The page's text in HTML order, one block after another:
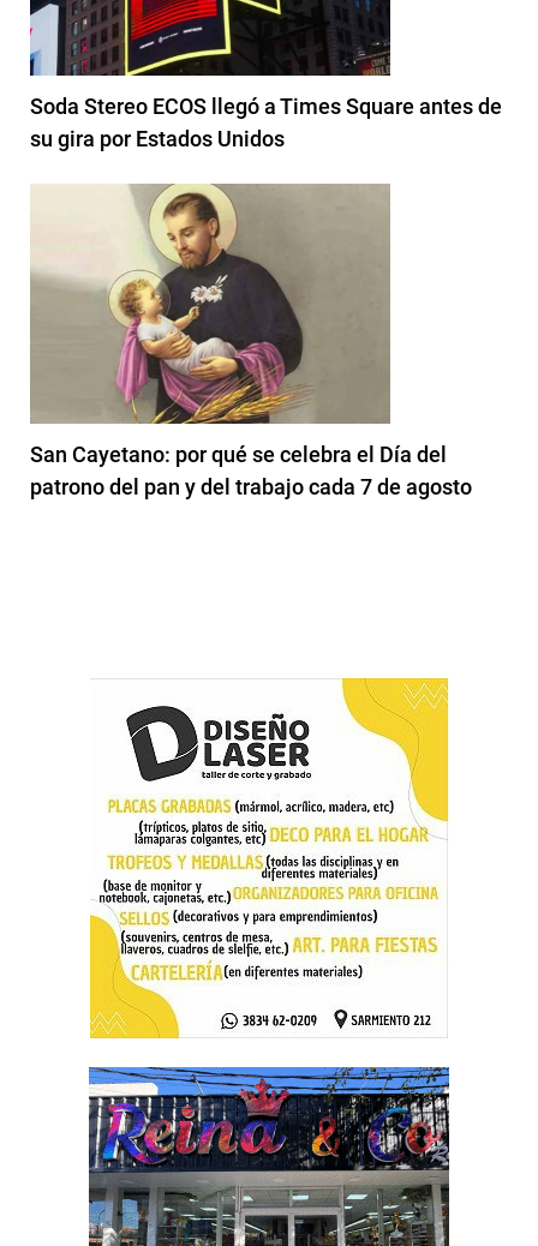
Soda Stereo ECOS llegó a Times Square antes de
su gira por Estados Unidos
San Cayetano: por qué se celebra el Día del
patrono del pan y del trabajo cada 7 de agosto